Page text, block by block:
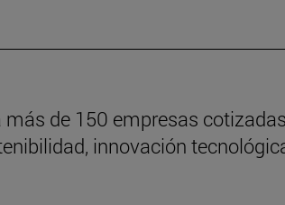
más de 150 empresas
innovación